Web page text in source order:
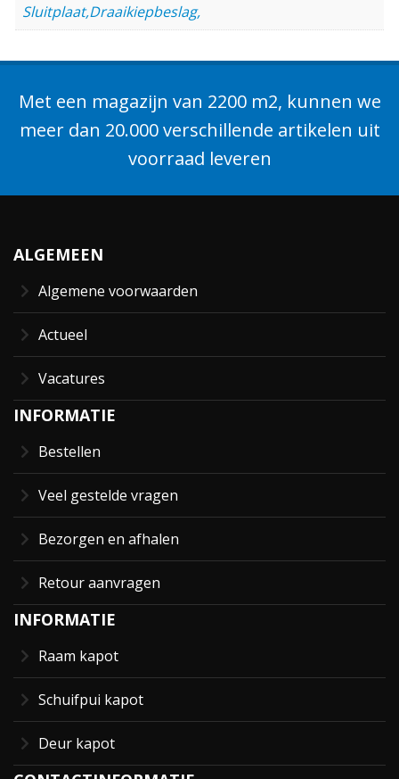
Sluitplaat,Draaikiepbeslag,
Met een magazijn van 2200 m2, kunnen we
meer dan 20.000 verschillende artikelen uit
voorraad leveren
ALGEMEEN
Algemene voorwaarden
Actueel
Vacatures
INFORMATIE
Bestellen
Veel gestelde vragen
Bezorgen en afhalen
Retour aanvragen
INFORMATIE
Raam kapot
Schuifpui kapot
Deur kapot